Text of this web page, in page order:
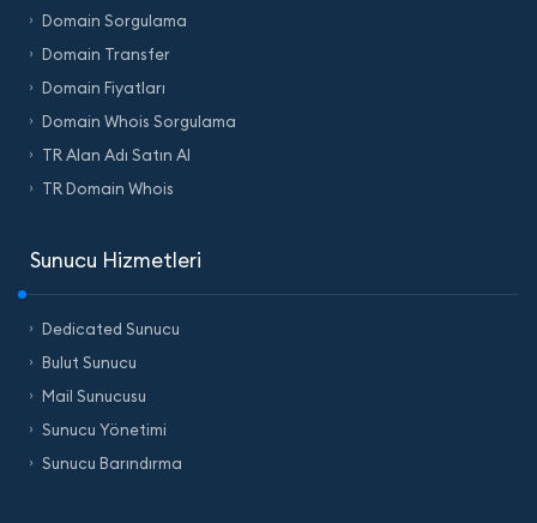
Domain Sorgulama
Domain Transfer
Domain Fiyatları
Domain Whois Sorgulama
TR Alan Adı Satın Al
TR Domain Whois
Sunucu Hizmetleri
Dedicated Sunucu
Bulut Sunucu
Mail Sunucusu
Sunucu Yönetimi
Sunucu Barındırma